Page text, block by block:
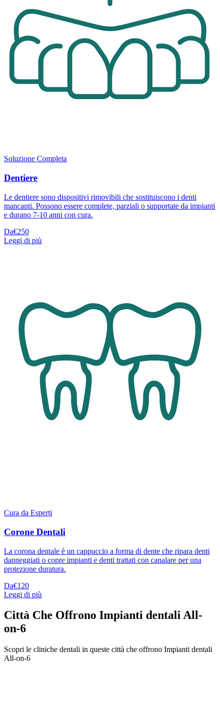
Soluzione Completa
Dentiere
Le dentiere sono dispositivi rimovibili che sostituiscono i denti
mancanti. Possono essere complete, parziali o supportate da impianti
e durano 7-10 anni con cura.
Da€250
Leggi di più
Cura da Esperti
Corone Dentali
La corona dentale è un cappuccio a forma di dente che ripara denti
danneggiati o copre impianti e denti trattati con canalare per una
protezione duratura.
Da€120
Leggi di più
Città Che Offrono Impianti dentali All-
on-6
Scopri le cliniche dentali in queste città che offrono Impianti dentali
All-on-6